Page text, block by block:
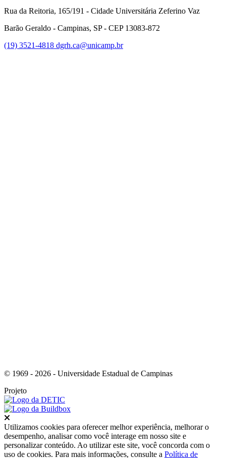
Rua da Reitoria, 165/191 - Cidade Universitária Zeferino Vaz
Barão Geraldo - Campinas, SP - CEP 13083-872
(19) 3521-4818 dgrh.ca@unicamp.br
© 1969 - 2026 - Universidade Estadual de Campinas
Projeto
Utilizamos cookies para oferecer melhor experiência, melhorar o
desempenho, analisar como você interage em nosso site e
personalizar conteúdo. Ao utilizar este site, você concorda com o
uso de cookies. Para mais informações, consulte a Política de